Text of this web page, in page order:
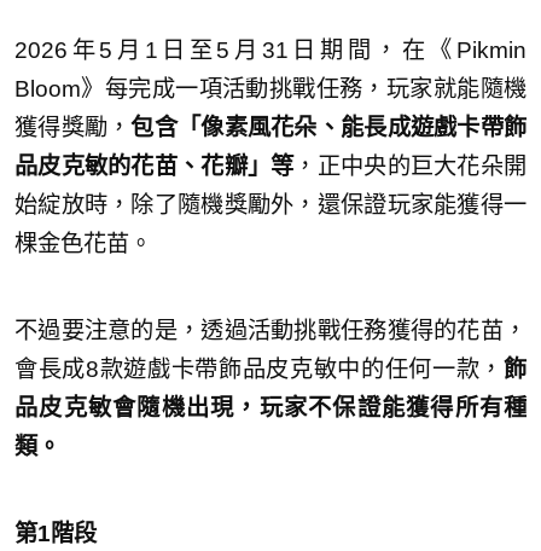
2026年5月1日至5月31日期間，在《Pikmin
Bloom》每完成一項活動挑戰任務，玩家就能隨機
獲得獎勵，包含「像素風花朵、能長成遊戲卡帶飾
品皮克敏的花苗、花瓣」等，正中央的巨大花朵開
始綻放時，除了隨機獎勵外，還保證玩家能獲得一
棵金色花苗。
不過要注意的是，透過活動挑戰任務獲得的花苗，
會長成8款遊戲卡帶飾品皮克敏中的任何一款， 飾
品皮克敏會隨機出現，玩家不保證能獲得所有種
類。
第1階段